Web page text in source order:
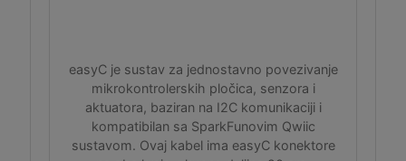
easyC je sustav za jednostavno povezivanje
mikrokontrolerskih pločica, senzora i
aktuatora, baziran na I2C komunikaciji i
kompatibilan sa SparkFunovim Qwiic
sustavom. Ovaj kabel ima easyC konektore